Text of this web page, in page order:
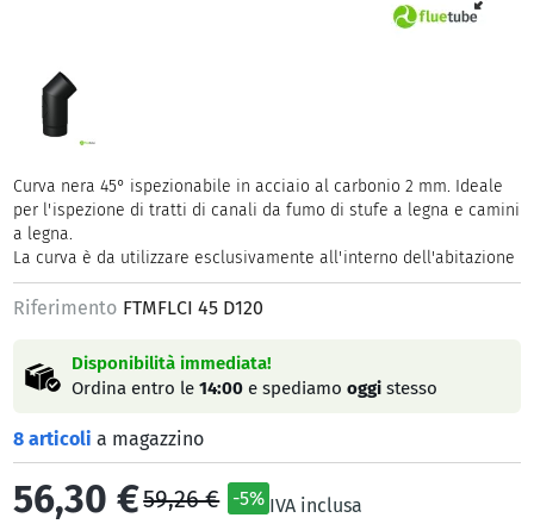
Curva nera 45° ispezionabile in acciaio al carbonio 2 mm. Ideale
per l'ispezione di tratti di canali da fumo di stufe a legna e camini
a legna.
La curva è da utilizzare esclusivamente all'interno dell'abitazione
Riferimento FTMFLCI 45 D120
Disponibilità immediata!
Ordina entro le14:00 e spediamooggi stesso
8 articolia magazzino
56,30 €59,26 € -5% IVA inclusa